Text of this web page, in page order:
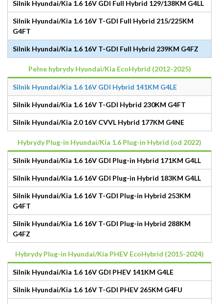
Silnik Hyundai/Kia 1.6 16V GDI Full Hybrid 129/138KM G4LL
Silnik Hyundai/Kia 1.6 16V T-GDI Full Hybrid 215/225KM
G4FT
Silnik Hyundai/Kia 1.6 16V T-GDI Full Hybrid 239KM G4FZ
Pełne hybrydy Hyundai/Kia EcoHybrid (2012-2025)
Silnik Hyundai/Kia 1.6 16V GDI Hybrid 141KM G4LE
Silnik Hyundai/Kia 1.6 16V T-GDI Hybrid 230KM G4FT
Silnik Hyundai/Kia 2.0 16V CVVL Hybrid 177KM G4NE
Hybrydy Plug-in Hyundai/Kia 1.6 Plug-in Hybrid (od 2022)
Silnik Hyundai/Kia 1.6 16V GDI Plug-in Hybrid 171KM G4LL
Silnik Hyundai/Kia 1.6 16V GDI Plug-in Hybrid 183KM G4LL
Silnik Hyundai/Kia 1.6 16V T-GDI Plug-in Hybrid 253KM
G4FT
Silnik Hyundai/Kia 1.6 16V T-GDI Plug-in Hybrid 288KM
G4FZ
Hybrydy Plug-in Hyundai/Kia PHEV EcoHybrid (2015-2024)
Silnik Hyundai/Kia 1.6 16V GDI PHEV 141KM G4LE
Silnik Hyundai/Kia 1.6 16V T-GDI PHEV 265KM G4FU